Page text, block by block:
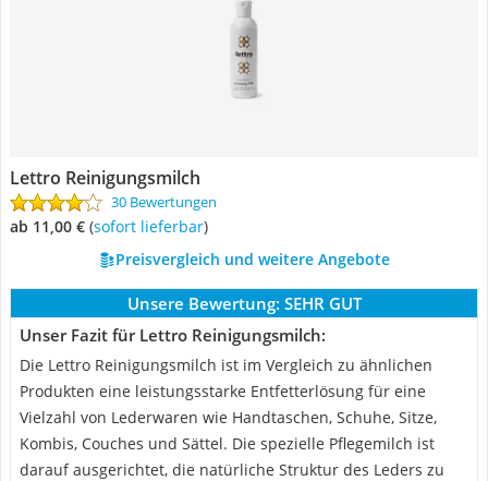
Lettro Reinigungsmilch
30 Bewertungen
ab 11,00 € ( Sofort lieferbar)
Preisvergleich und weitere Angebote
Unsere Bewertung: SEHR GUT
Unser Fazit für Lettro Reinigungsmilch:
Die Lettro Reinigungsmilch ist im Vergleich zu ähnlichen
Produkten eine leistungsstarke Entfetterlösung für eine
Vielzahl von Lederwaren wie Handtaschen, Schuhe, Sitze,
Kombis, Couches und Sättel. Die spezielle Pflegemilch ist
darauf ausgerichtet, die natürliche Struktur des Leders zu